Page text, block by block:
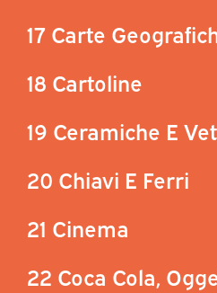
17 Carte
18 Cartoline
19 Ceramiche E
20 Chiavi E Ferri
21 Cinema
22 Coca Cola,